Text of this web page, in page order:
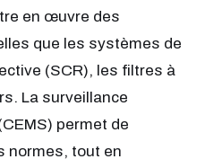
en œuvre des
que les systèmes de
(SCR), les filtres à
La surveillance
permet de
normes, tout en